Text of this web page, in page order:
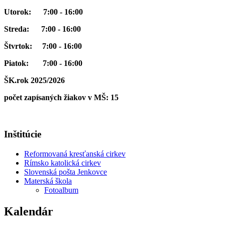
Utorok: 7:00 - 16:00
Streda: 7:00 - 16:00
Štvrtok: 7:00 - 16:00
Piatok: 7:00 - 16:00
ŠK.rok 2025/2026
počet zapísaných žiakov v MŠ: 15
Inštitúcie
Reformovaná kresťanská cirkev
Rímsko katolická cirkev
Slovenská pošta Jenkovce
Materská škola
Fotoalbum
Kalendár